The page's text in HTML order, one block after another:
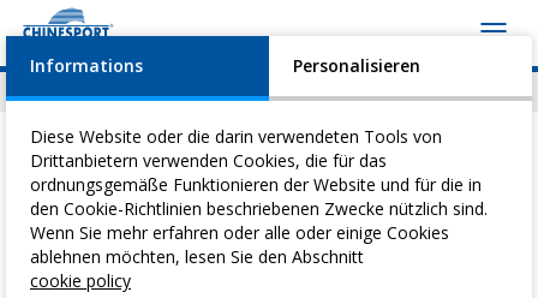
News Geschehen Video Download
Sie befinden sich hier:
Informations Personalisieren
Diese Website oder die darin verwendeten Tools von
Drittanbietern verwenden Cookies, die für das
ordnungsgemäße Funktionieren der Website und für die in
den Cookie-Richtlinien beschriebenen Zwecke nützlich sind.
Wenn Sie mehr erfahren oder alle oder einige Cookies
ablehnen möchten, lesen Sie den Abschnitt
cookie policy